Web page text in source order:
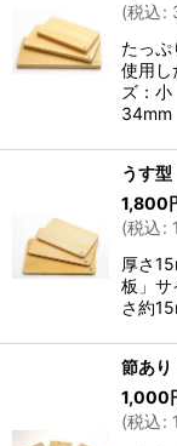
(税込:
たっ
使用し
ズ：
うす
1,800
(税込:
厚さ
板」
さ約
節あり
1,000
(税込: